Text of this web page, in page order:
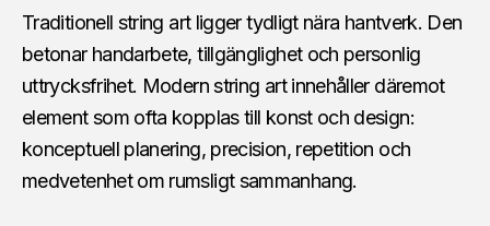
Traditionell string art ligger tydligt nära hantverk. Den
betonar handarbete, tillgänglighet och personlig
uttrycksfrihet. Modern string art innehåller däremot
element som ofta kopplas till konst och design:
konceptuell planering, precision, repetition och
medvetenhet om rumsligt sammanhang.